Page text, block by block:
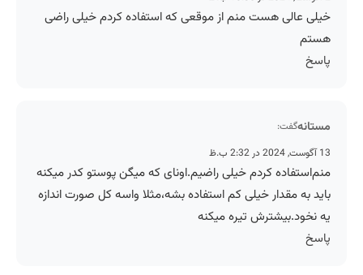
خیلی عالی هست منم از موقعی که استفاده کردم خیلی راضی
هستم
پاسخ
مستانهگفت:
13 آگوست, 2024 در 2:32 ب.ظ
منم‌استفاده کردم خیلی راضیم.اونای که میگن پوستو کدر میکنه
باید به مقدار خیلی کم استفاده بشه،مثلا واسه کل صورت اندازه
یه نخود.بیشترش تیره میکنه
پاسخ